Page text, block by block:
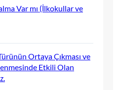
Var mı (İlkokullar ve
Ortaya Çıkması ve
Etkili Olan